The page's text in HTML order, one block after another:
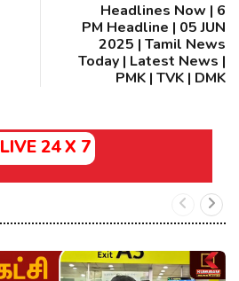
Headlines Now | 6
PM Headline | 05 JUN
2025 | Tamil News
Today | Latest News |
PMK | TVK | DMK
LIVE 24 X 7